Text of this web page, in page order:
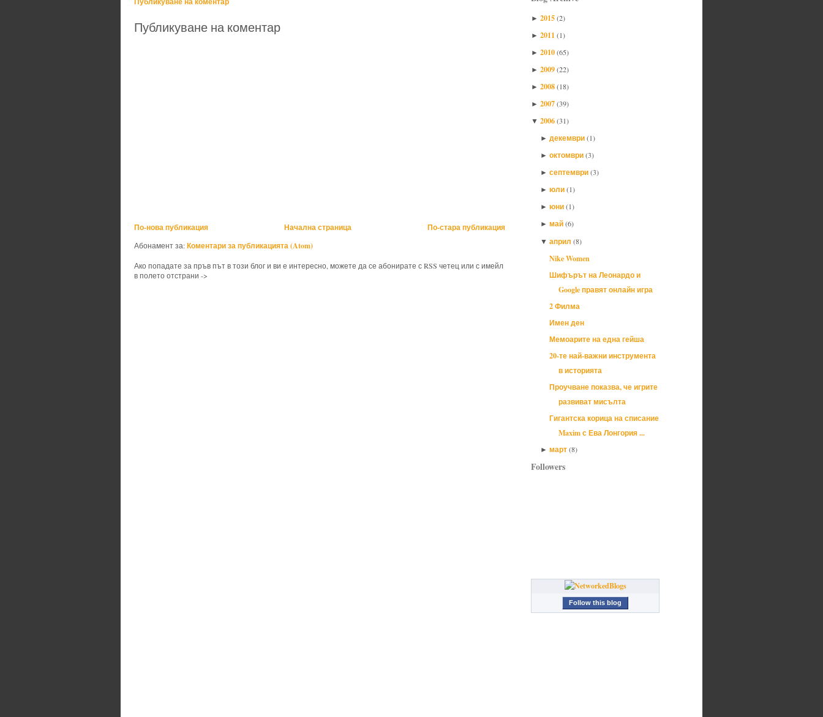
Публикуване на коментар
По-нова публикация По-стара публикация
Начална страница
Абонамент за:Коментари за публикацията (Atom)
Ако попадате за пръв път в този блог и ви е интересно, можете да се абонирате с RSS четец или с имейл
в полето отстрани ->
► 2015(2)
► 2011(1)
► 2010(65)
► 2009(22)
► 2008(18)
► 2007(39)
▼ 2006(31)
► декември(1)
► октомври(3)
► септември(3)
► юли(1)
► юни(1)
► май(6)
▼ април (8)
Nike Women
Шифърът на Леонардо и
Google правят онлайн игра
2 Филма
Имен ден
Мемоарите на една гейша
20-те най-важни инструмента
в историята
Проучване показва, че игрите
развиват мисълта
Гигантска корица на списание
Maxim с Ева Лонгория ...
► март(8)
Followers
Follow this blog